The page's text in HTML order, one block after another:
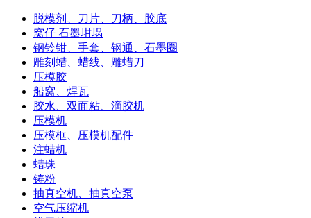
脱模剂、刀片、刀柄、胶底
窝仔 石墨坩埚
钢铃钳、手套、钢通、石墨圈
雕刻蜡、蜡线、雕蜡刀
压模胶
船窝、焊瓦
胶水、双面粘、滴胶机
压模机
压模框、压模机配件
注蜡机
蜡珠
铸粉
抽真空机、抽真空泵
空气压缩机